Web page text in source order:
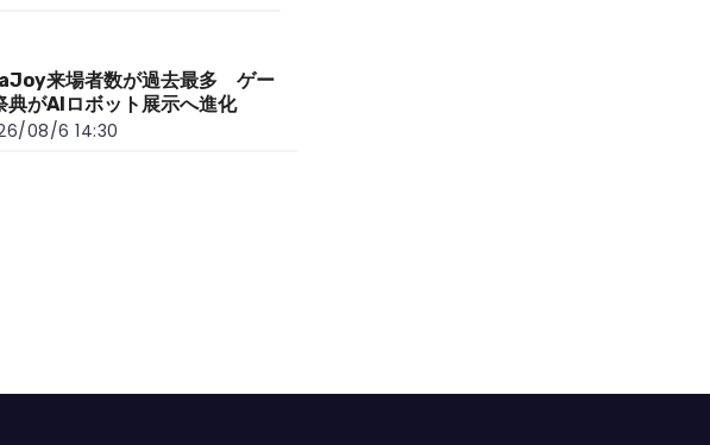
来場者数が過去最多 ゲー
典がAIロボット展示へ進化
08/6 14:30